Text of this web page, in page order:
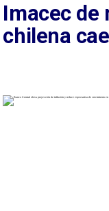
Imacec de
chilena